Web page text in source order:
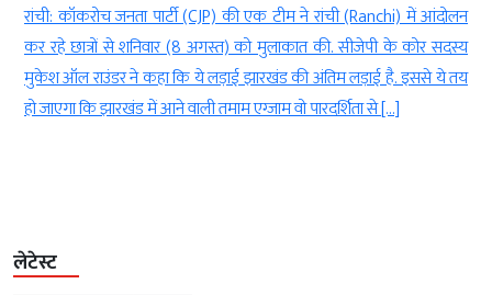
रांची: कॉकरोच जनता पार्टी (CJP) की एक टीम ने रांची (Ranchi) में आंदोलन
कर रहे छात्रों से शनिवार (8 अगस्त) को मुलाकात की. सीजेपी के कोर सदस्य
मुकेश ऑल राउंडर ने कहा कि ये लड़ाई झारखंड की अंतिम लड़ाई है. इससे ये तय
हो जाएगा कि झारखंड में आने वाली तमाम एग्जाम वो पारदर्शिता से […]
लेटेस्ट